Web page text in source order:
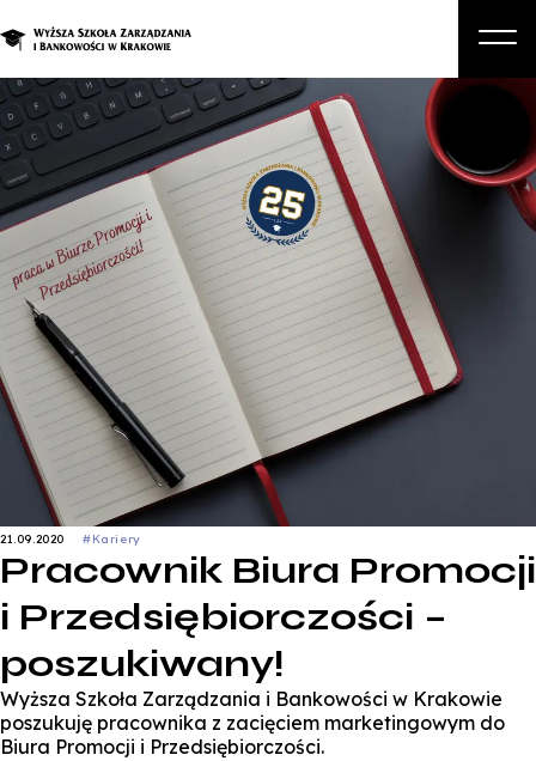
Studia
Studia podyplomowe i kursy
Zapisz się na studia
21.09.2020 #Kariery
Pracownik Biura Promocji
i Przedsiębiorczości –
poszukiwany!
Wyższa Szkoła Zarządzania i Bankowości w Krakowie
poszukuję pracownika z zacięciem marketingowym do
Biura Promocji i Przedsiębiorczości.